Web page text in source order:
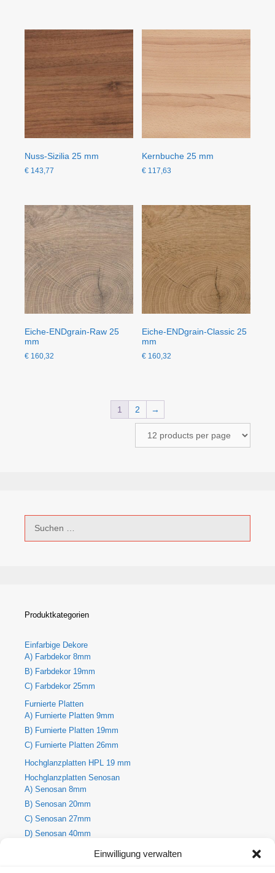
Einwilligung verwalten
Nuss-Sizilia 25 mm
€ 143,77
Kernbuche 25 mm
€ 117,63
Eiche-ENDgrain-Raw 25
mm
€ 160,32
Eiche-ENDgrain-Classic 25
mm
€ 160,32
1 2 →
nach:
Produktkategorien
Einfarbige Dekore
A) Farbdekor 8mm
B) Farbdekor 19mm
C) Farbdekor 25mm
Furnierte Platten
A) Furnierte Platten 9mm
B) Furnierte Platten 19mm
C) Furnierte Platten 26mm
Hochglanzplatten HPL 19 mm
Hochglanzplatten Senosan
A) Senosan 8mm
B) Senosan 20mm
C) Senosan 27mm
D) Senosan 40mm